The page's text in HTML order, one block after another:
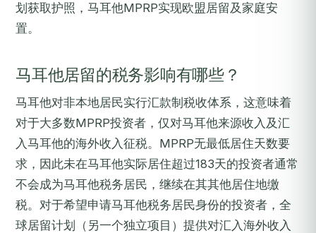
划获取护照，马耳他MPRP实现欧盟居留及家庭安
置。
马耳他居留的税务影响有哪些？
马耳他对非本地居民实行汇款制税收体系，这意味着
对于大多数MPRP投资者，仅对马耳他来源收入及汇
入马耳他的海外收入征税。MPRP无最低居住天数要
求，因此未在马耳他实际居住超过183天的投资者通常
不会成为马耳他税务居民，继续在其其他居住地缴
税。对于希望申请马耳他税务居民身份的投资者，全
球居留计划（另一个独立项目）提供对汇入海外收入